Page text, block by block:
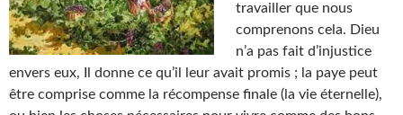
travailler que nous
comprenons cela. Dieu
n’a pas fait d’injustice
envers eux, Il donne ce qu’il leur avait promis ; la paye peut
être comprise comme la récompense finale (la vie éternelle),